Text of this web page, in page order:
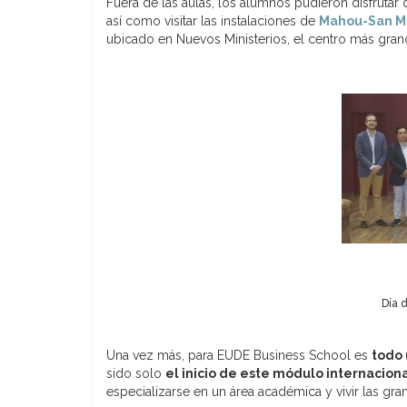
así como visitar las instalaciones de Mahou-San
ubicado en Nuevos Ministerios, el centro más
Día
Una vez más, para EUDE Business School es todo
sido solo el inicio de este módulo
especializarse en un área académica y vivir las